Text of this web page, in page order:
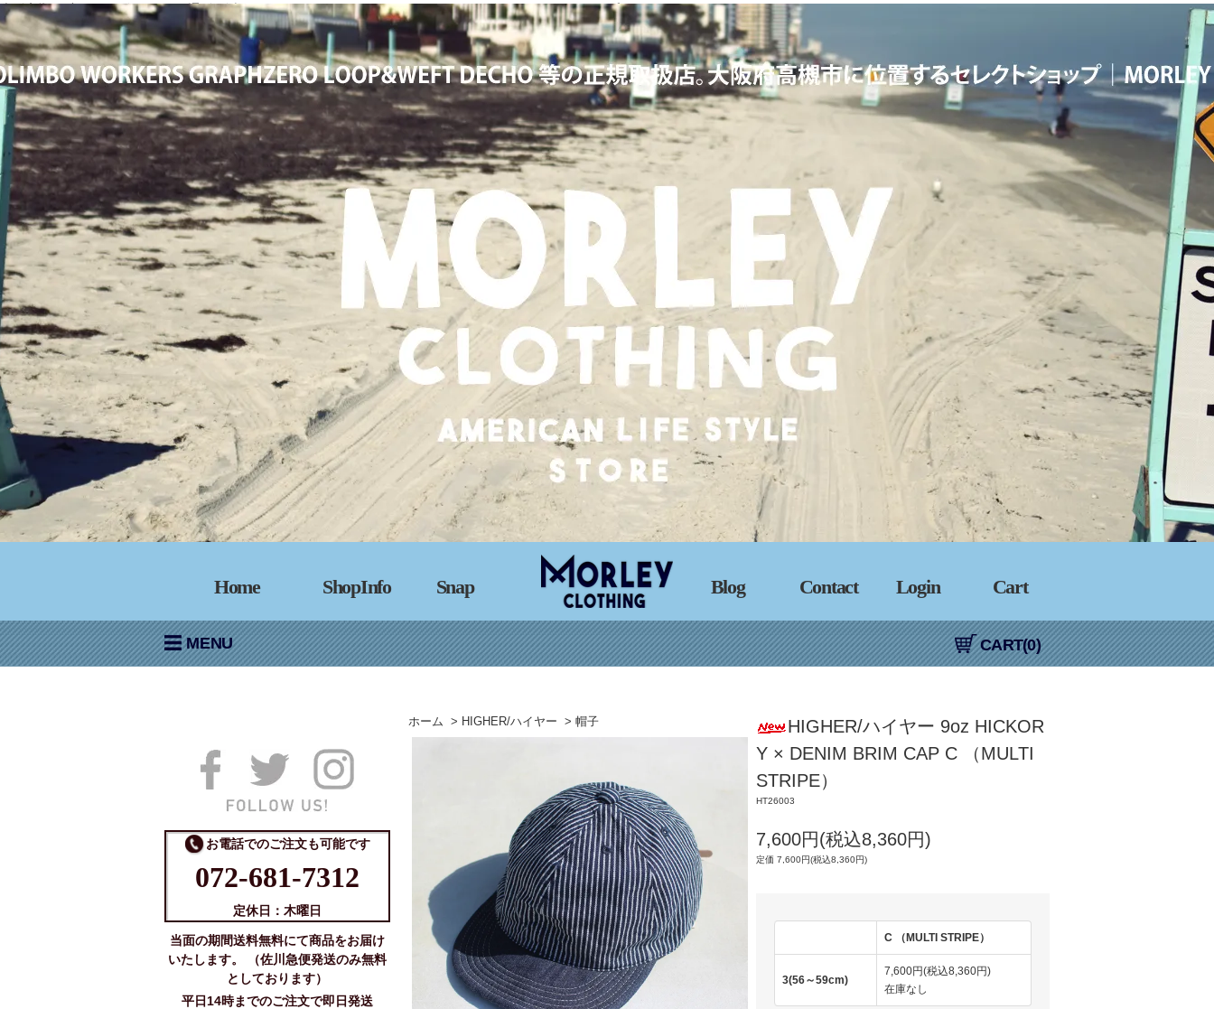
大阪高槻,国産ジーンズ,アメカジ,通販,販売, COLIMBO,コリンボ,WORKERS,ワーカーズ,LOOP&WEFT,ループ＆ウェフト
Home ShopInfo Snap Blog Contact Login Cart
MENU CART(0)
ホーム > HIGHER/ハイヤー > 帽子
HIGHER/ハイヤー 9oz HICKOR
Y × DENIM BRIM CAP C （MULTI
STRIPE）
HT26003
7,600円(税込8,360円)
定価 7,600円(税込8,360円)
C （MULTI STRIPE）
3(56～59cm)
7,600円(税込8,360円)
在庫なし
お電話でのご注文も可能です
072-681-7312
定休日：木曜日
当面の期間送料無料にて商品をお届け
いたします。 （佐川急便発送のみ無料
としております）
平日14時までのご注文で即日発送